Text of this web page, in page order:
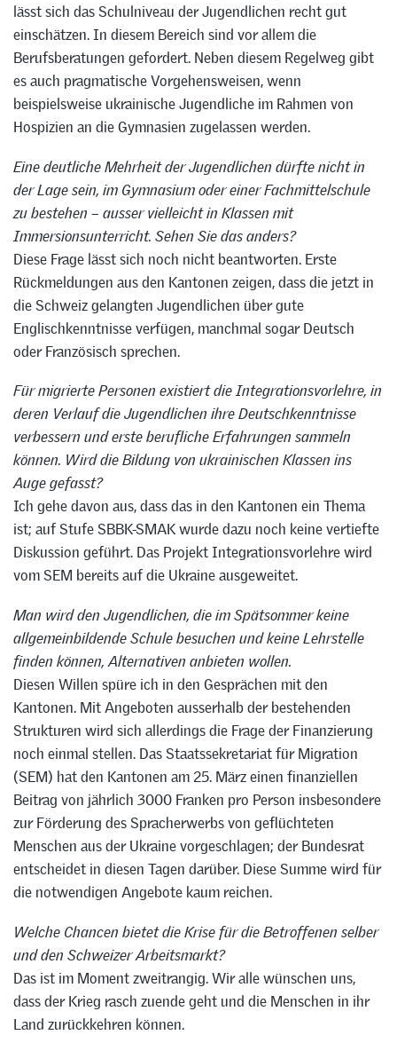
lässt sich das Schulniveau der Jugendlichen recht gut
einschätzen. In diesem Bereich sind vor allem die
Berufsberatungen gefordert. Neben diesem Regelweg gibt
es auch pragmatische Vorgehensweisen, wenn
beispielsweise ukrainische Jugendliche im Rahmen von
Hospizien an die Gymnasien zugelassen werden.
Eine deutliche Mehrheit der Jugendlichen dürfte nicht in
der Lage sein, im Gymnasium oder einer Fachmittelschule
zu bestehen – ausser vielleicht in Klassen mit
Immersionsunterricht. Sehen Sie das anders?
Diese Frage lässt sich noch nicht beantworten. Erste
Rückmeldungen aus den Kantonen zeigen, dass die jetzt in
die Schweiz gelangten Jugendlichen über gute
Englischkenntnisse verfügen, manchmal sogar Deutsch
oder Französisch sprechen.
Für migrierte Personen existiert die Integrationsvorlehre, in
deren Verlauf die Jugendlichen ihre Deutschkenntnisse
verbessern und erste berufliche Erfahrungen sammeln
können. Wird die Bildung von ukrainischen Klassen ins
Auge gefasst?
Ich gehe davon aus, dass das in den Kantonen ein Thema
ist; auf Stufe SBBK-SMAK wurde dazu noch keine vertiefte
Diskussion geführt. Das Projekt Integrationsvorlehre wird
vom SEM bereits auf die Ukraine ausgeweitet.
Man wird den Jugendlichen, die im Spätsommer keine
allgemeinbildende Schule besuchen und keine Lehrstelle
finden können, Alternativen anbieten wollen.
Diesen Willen spüre ich in den Gesprächen mit den
Kantonen. Mit Angeboten ausserhalb der bestehenden
Strukturen wird sich allerdings die Frage der Finanzierung
noch einmal stellen. Das Staatssekretariat für Migration
(SEM) hat den Kantonen am 25. März einen finanziellen
Beitrag von jährlich 3000 Franken pro Person insbesondere
zur Förderung des Spracherwerbs von geflüchteten
Menschen aus der Ukraine vorgeschlagen; der Bundesrat
entscheidet in diesen Tagen darüber. Diese Summe wird für
die notwendigen Angebote kaum reichen.
Welche Chancen bietet die Krise für die Betroffenen selber
und den Schweizer Arbeitsmarkt?
Das ist im Moment zweitrangig. Wir alle wünschen uns,
dass der Krieg rasch zuende geht und die Menschen in ihr
Land zurückkehren können.